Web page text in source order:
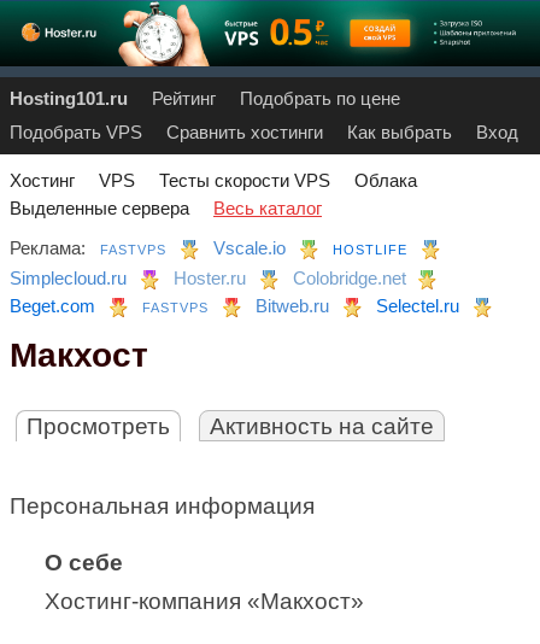
Hosting101.ru Рейтинг
Подобрать по цене
Подобрать VPS
Сравнить хостинги Как выбрать Вход
Хостинг VPS Тесты скорости VPS
Облака
Выделенные сервера
Весь каталог
Реклама:
FASTVPS Vscale.io HOSTLIFE
Simplecloud.ru Hoster.ru
Colobridge.net
Beget.com
FASTVPS Bitweb.ru Selectel.ru
Макхост
Просмотреть Активность на сайте
Персональная информация
О себе
Хостинг-компания «Макхост»